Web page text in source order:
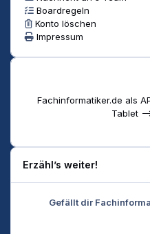
Boardregeln
Konto löschen
Impressum
Fachinformatiker.de als
Tablet --
Erzähl’s weiter!
Gefällt dir